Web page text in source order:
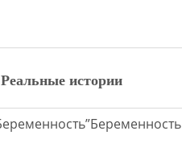
Реальные истории
Беременность